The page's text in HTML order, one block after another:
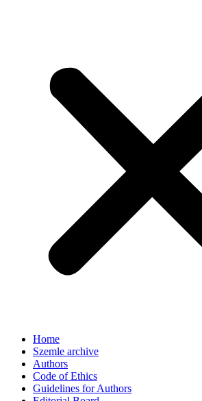
Home
Szemle archive
Authors
Code of Ethics
Guidelines for Authors